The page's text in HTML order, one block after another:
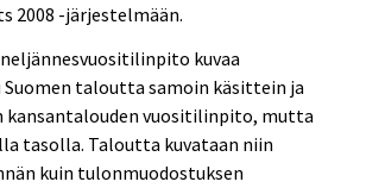
2008 -järjestelmään.
kuvaa
taloutta samoin käsittein ja
kansantalouden vuositilinpito, mutta
tasolla. Taloutta kuvataan niin
kuin tulonmuodostuksen